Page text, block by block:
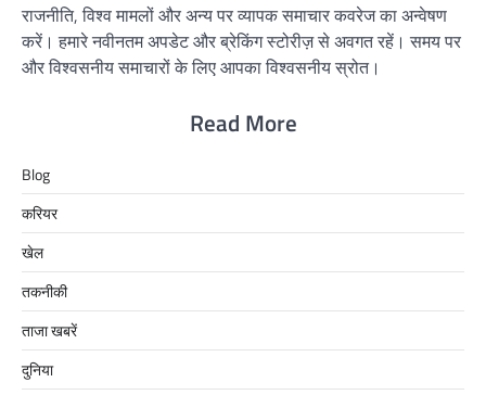
राजनीति, विश्व मामलों और अन्य पर व्यापक समाचार कवरेज का अन्वेषण
करें। हमारे नवीनतम अपडेट और ब्रेकिंग स्टोरीज़ से अवगत रहें। समय पर
और विश्वसनीय समाचारों के लिए आपका विश्वसनीय स्रोत।
Read More
Blog
करियर
खेल
तकनीकी
ताजा खबरें
दुनिया